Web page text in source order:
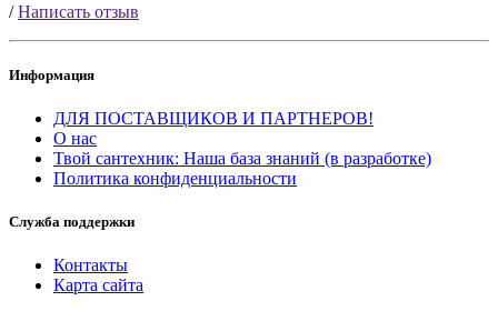
/Написать отзыв
Информация
ДЛЯ ПОСТАВЩИКОВ И ПАРТНЕРОВ!
О нас
Твой сантехник: Наша база знаний (в разработке)
Политика конфиденциальности
Служба поддержки
Контакты
Карта сайта